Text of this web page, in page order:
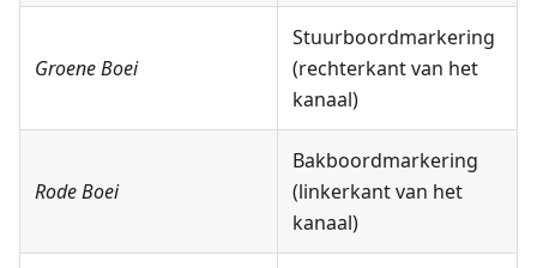
Groene Boei
Stuurboordmarkering
(rechterkant van het
kanaal)
Rode Boei
Bakboordmarkering
(linkerkant van het
kanaal)